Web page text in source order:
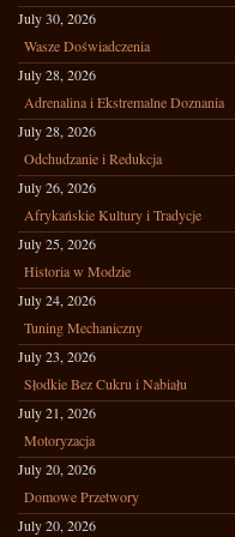
July 30, 2026
Wasze Doświadczenia
July 28, 2026
Adrenalina i Ekstremalne Doznania
July 28, 2026
Odchudzanie i Redukcja
July 26, 2026
Afrykańskie Kultury i Tradycje
July 25, 2026
Historia w Modzie
July 24, 2026
Tuning Mechaniczny
July 23, 2026
Słodkie Bez Cukru i Nabiału
July 21, 2026
Motoryzacja
July 20, 2026
Domowe Przetwory
July 20, 2026